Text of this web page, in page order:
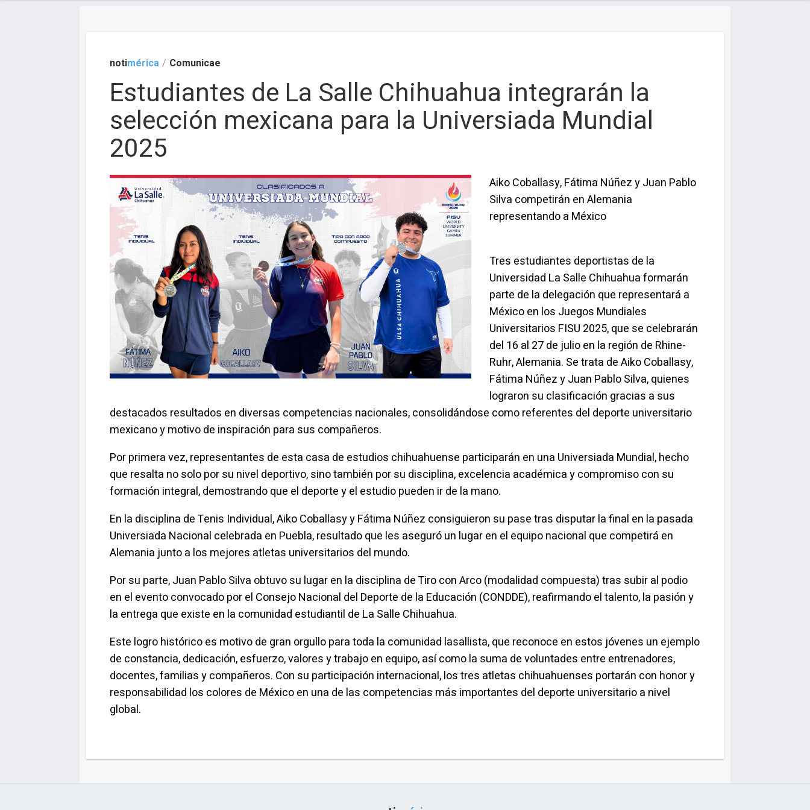
notimérica / Comunicae
Estudiantes de La Salle Chihuahua integrarán la
selección mexicana para la Universiada Mundial
2025
Aiko Coballasy, Fátima Núñez y Juan Pablo
Silva competirán en Alemania
representando a México
Tres estudiantes deportistas de la
Universidad La Salle Chihuahua formarán
parte de la delegación que representará a
México en los Juegos Mundiales
Universitarios FISU 2025, que se celebrarán
del 16 al 27 de julio en la región de Rhine-
Ruhr, Alemania. Se trata de Aiko Coballasy,
Fátima Núñez y Juan Pablo Silva, quienes
lograron su clasificación gracias a sus
destacados resultados en diversas competencias nacionales, consolidándose como referentes del deporte universitario
mexicano y motivo de inspiración para sus compañeros.
Por primera vez, representantes de esta casa de estudios chihuahuense participarán en una Universiada Mundial, hecho
que resalta no solo por su nivel deportivo, sino también por su disciplina, excelencia académica y compromiso con su
formación integral, demostrando que el deporte y el estudio pueden ir de la mano.
En la disciplina de Tenis Individual, Aiko Coballasy y Fátima Núñez consiguieron su pase tras disputar la final en la pasada
Universiada Nacional celebrada en Puebla, resultado que les aseguró un lugar en el equipo nacional que competirá en
Alemania junto a los mejores atletas universitarios del mundo.
Por su parte, Juan Pablo Silva obtuvo su lugar en la disciplina de Tiro con Arco (modalidad compuesta) tras subir al podio
en el evento convocado por el Consejo Nacional del Deporte de la Educación (CONDDE), reafirmando el talento, la pasión y
la entrega que existe en la comunidad estudiantil de La Salle Chihuahua.
Este logro histórico es motivo de gran orgullo para toda la comunidad lasallista, que reconoce en estos jóvenes un ejemplo
de constancia, dedicación, esfuerzo, valores y trabajo en equipo, así como la suma de voluntades entre entrenadores,
docentes, familias y compañeros. Con su participación internacional, los tres atletas chihuahuenses portarán con honor y
responsabilidad los colores de México en una de las competencias más importantes del deporte universitario a nivel
global.